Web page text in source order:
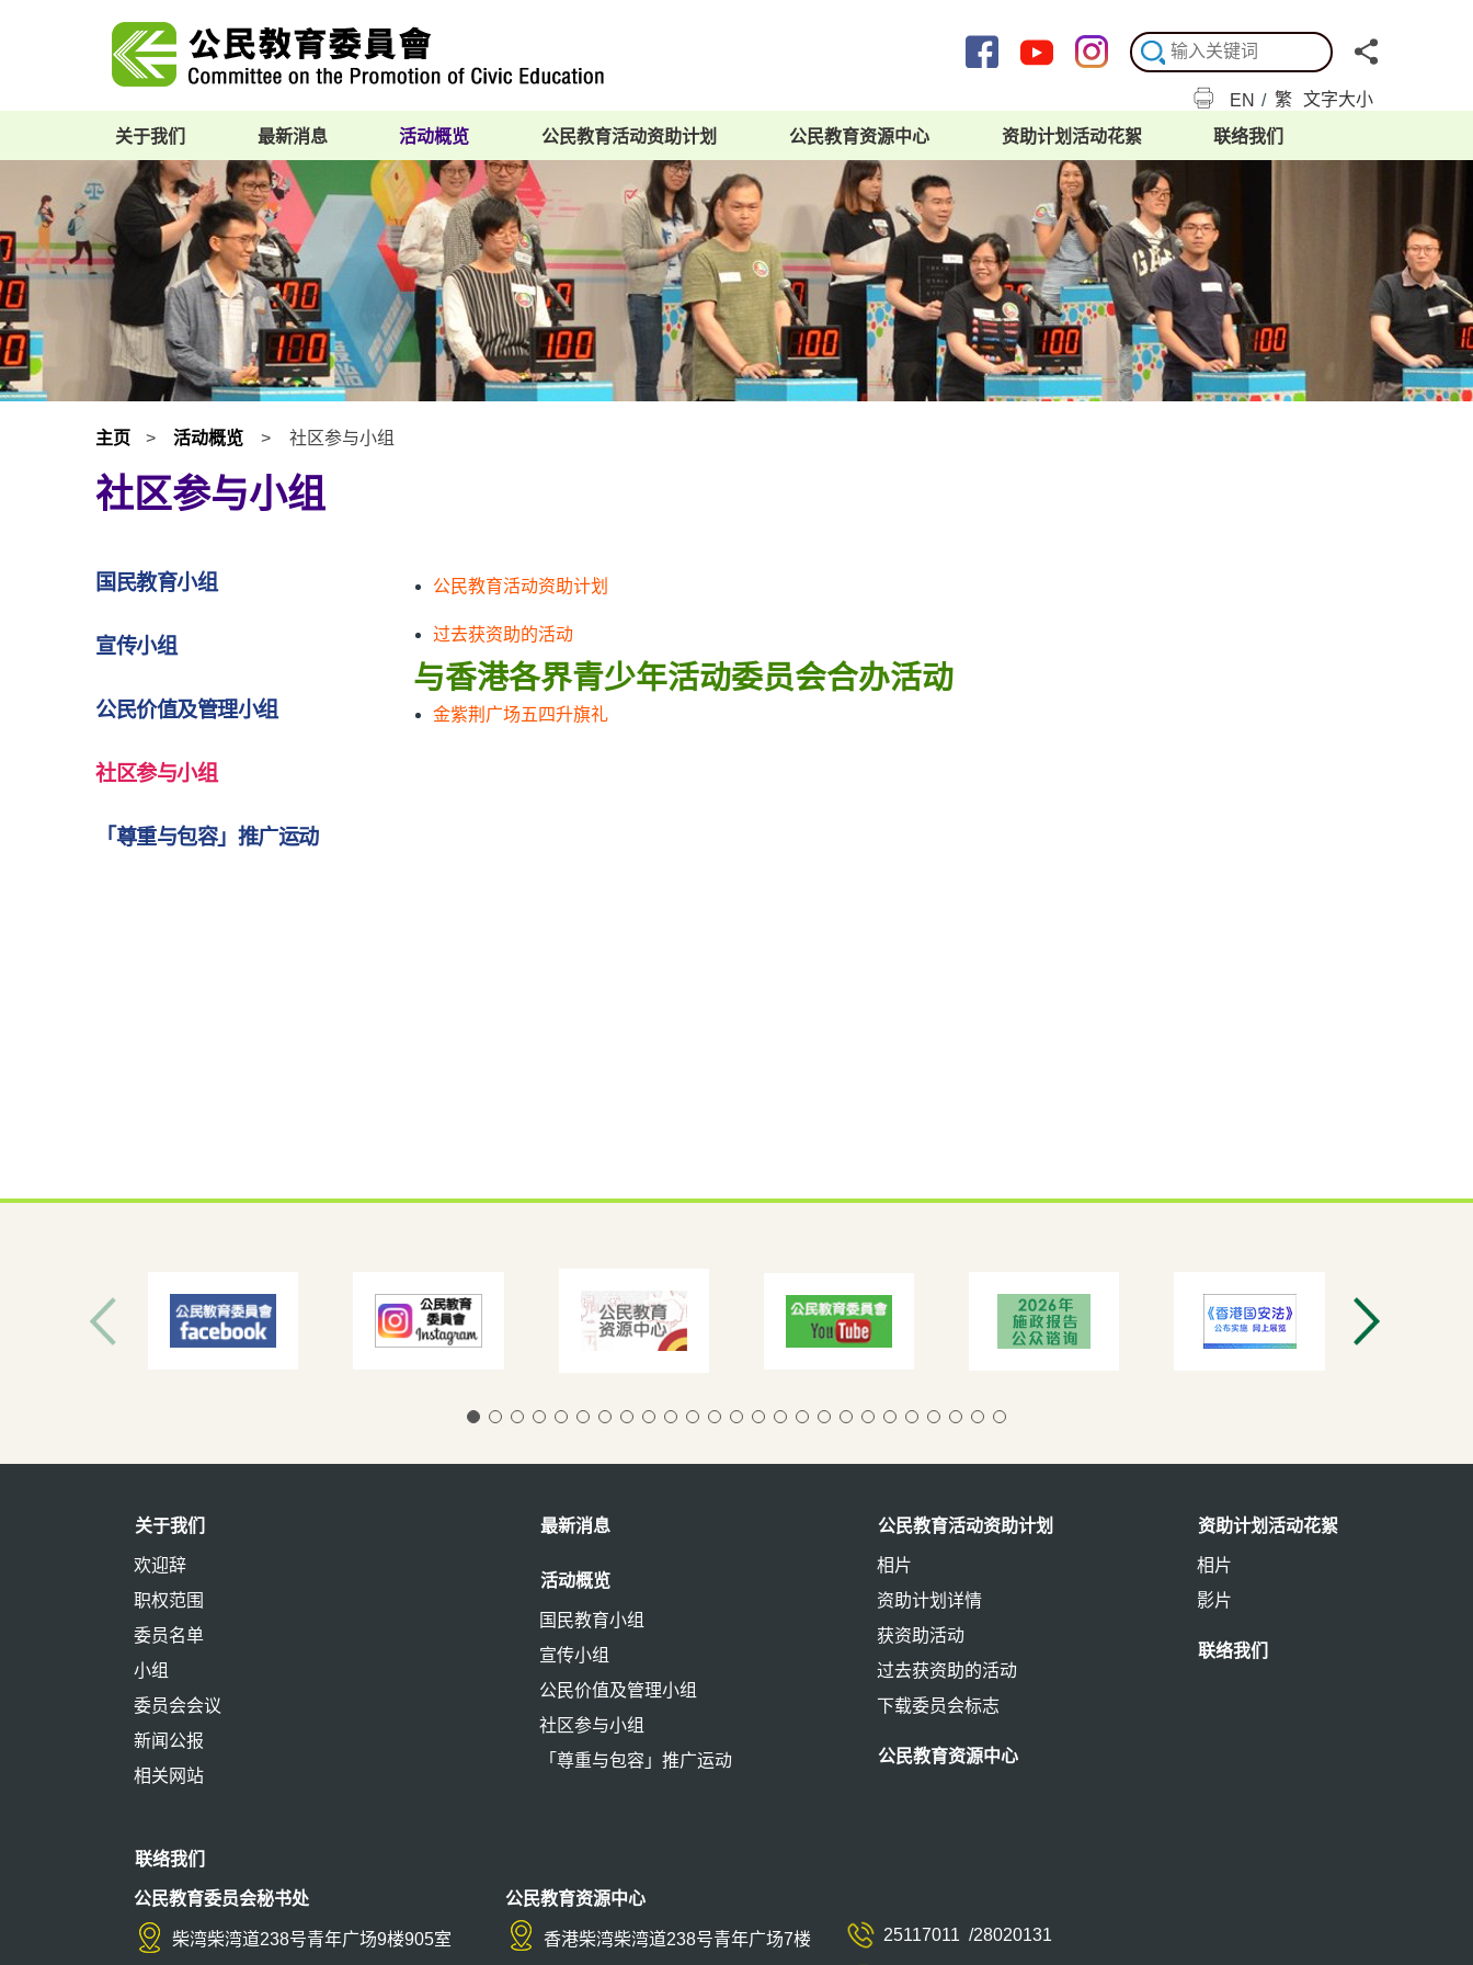
EN / 繁 文字大小
关于我们 最新消息 活动概览 公民教育活动资助计划 公民教育资源中心 资助计划活动花絮 联络我们
主页 > 活动概览 > 社区参与小组
社区参与小组
国民教育小组
宣传小组
公民价值及管理小组
社区参与小组
「尊重与包容」推广运动
公民教育活动资助计划
过去获资助的活动
与香港各界青少年活动委员会合办活动
金紫荆广场五四升旗礼
关于我们
欢迎辞
职权范围
委员名单
小组
委员会会议
新闻公报
相关网站
最新消息
活动概览
国民教育小组
宣传小组
公民价值及管理小组
社区参与小组
「尊重与包容」推广运动
公民教育活动资助计划
相片
资助计划详情
获资助活动
过去获资助的活动
下载委员会标志
公民教育资源中心
资助计划活动花絮
相片
影片
联络我们
联络我们
公民教育委员会秘书处
柴湾柴湾道238号青年广场9楼905室
公民教育资源中心
香港柴湾柴湾道238号青年广场7楼 25117011 /28020131